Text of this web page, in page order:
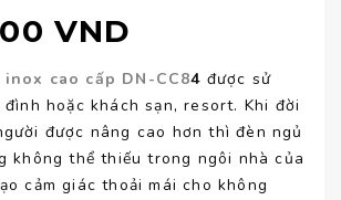
VND
cao cấp DN-CC84 được sử
hoặc khách sạn, resort. Khi đời
được nâng cao hơn thì đèn ngủ
không thể thiếu trong ngôi nhà của
cảm giác thoải mái cho không